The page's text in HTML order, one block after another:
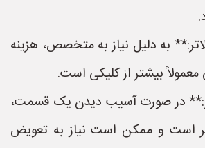
به دلیل نیاز به متخصص، هزینه
بیشتر از کلیکی است.
در صورت آسیب دیدن یک قسمت،
است و ممکن است نیاز به تعویض